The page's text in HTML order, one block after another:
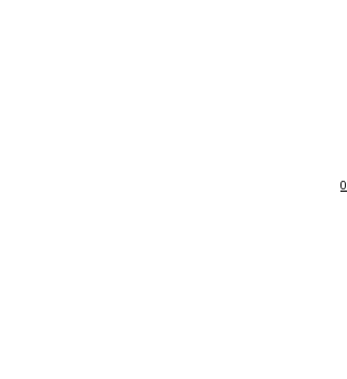
0